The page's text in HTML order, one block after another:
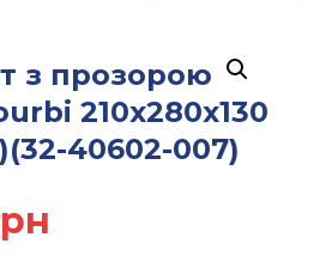
з прозорою
210х280х130
40602-007)